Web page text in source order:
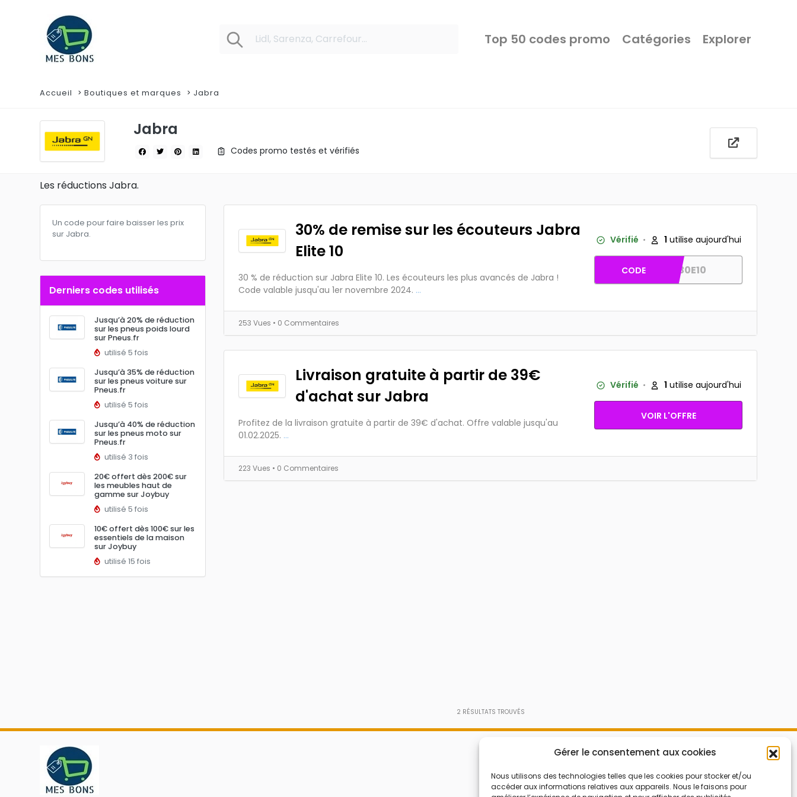
Gérer le consentement aux cookies
Nous utilisons des technologies telles que les cookies pour stocker et/ou
accéder aux informations relatives aux appareils. Nous le faisons pour
Top 50 codes promo Catégories Explorer
Accueil Boutiques et marques Jabra
Jabra
Codes promo testés et vérifiés
Les réductions Jabra.
Un code pour faire baisser les prix
sur Jabra.
Derniers codes utilisés
Jusqu’à 20% de réduction
sur les pneus poids lourd
sur Pneus.fr
utilisé 5 fois
Jusqu’à 35% de réduction
sur les pneus voiture sur
Pneus.fr
utilisé 5 fois
Jusqu’à 40% de réduction
sur les pneus moto sur
Pneus.fr
utilisé 3 fois
20€ offert dès 200€ sur
les meubles haut de
gamme sur Joybuy
utilisé 5 fois
10€ offert dès 100€ sur les
essentiels de la maison
sur Joybuy
utilisé 15 fois
30% de remise sur les écouteurs Jabra
Elite 10
30 % de réduction sur Jabra Elite 10. Les écouteurs les plus avancés de Jabra !
Code valable jusqu'au 1er novembre 2024. ...
Vérifié 1 utilise aujourd'hui
GET30E10
CODE
253 Vues • 0 Commentaires
Livraison gratuite à partir de 39€
d'achat sur Jabra
Profitez de la livraison gratuite à partir de 39€ d'achat. Offre valable jusqu'au
01.02.2025. ...
Vérifié 1 utilise aujourd'hui
VOIR L'OFFRE
223 Vues • 0 Commentaires
2 RÉSULTATS TROUVÉS
Mes Bons
FAQ
Bonnes affaires
Code réduction